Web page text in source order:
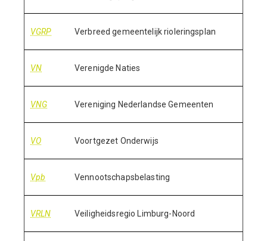
VGRP Verbreed gemeentelijk rioleringsplan
VN Verenigde Naties
VNG Vereniging Nederlandse Gemeenten
VO Voortgezet Onderwijs
Vpb Vennootschapsbelasting
VRLN Veiligheidsregio Limburg-Noord